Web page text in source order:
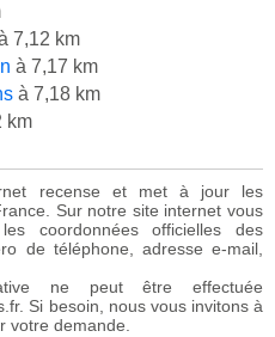
7,12 km
à 7,17 km
à 7,18 km
km
recense et met à jour les
Sur notre site internet vous
coordonnées officielles des
de téléphone, adresse e-mail,
ne peut être effectuée
Si besoin, nous vous invitons à
votre demande.